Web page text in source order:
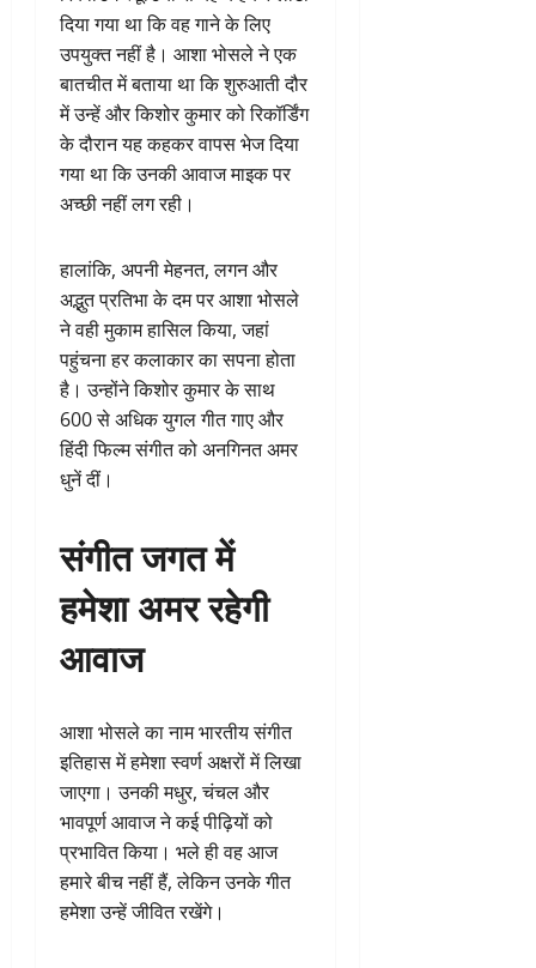
दिया गया था कि वह गाने के लिए
उपयुक्त नहीं है। आशा भोसले ने एक
बातचीत में बताया था कि शुरुआती दौर
में उन्हें और किशोर कुमार को रिकॉर्डिंग
के दौरान यह कहकर वापस भेज दिया
गया था कि उनकी आवाज माइक पर
अच्छी नहीं लग रही।
हालांकि, अपनी मेहनत, लगन और
अद्भुत प्रतिभा के दम पर आशा भोसले
ने वही मुकाम हासिल किया, जहां
पहुंचना हर कलाकार का सपना होता
है। उन्होंने किशोर कुमार के साथ
600 से अधिक युगल गीत गाए और
हिंदी फिल्म संगीत को अनगिनत अमर
धुनें दीं।
संगीत जगत में
हमेशा अमर रहेगी
आवाज
आशा भोसले का नाम भारतीय संगीत
इतिहास में हमेशा स्वर्ण अक्षरों में लिखा
जाएगा। उनकी मधुर, चंचल और
भावपूर्ण आवाज ने कई पीढ़ियों को
प्रभावित किया। भले ही वह आज
हमारे बीच नहीं हैं, लेकिन उनके गीत
हमेशा उन्हें जीवित रखेंगे।